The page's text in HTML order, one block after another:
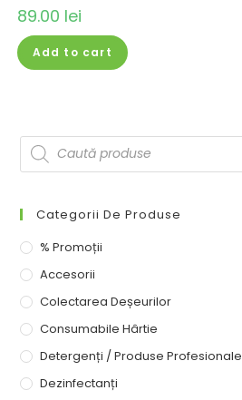
89.00 lei
Add to cart
Categorii De Produse
% Promoții
Accesorii
Colectarea Deșeurilor
Consumabile Hârtie
Detergenți / Produse Profesionale
Dezinfectanți